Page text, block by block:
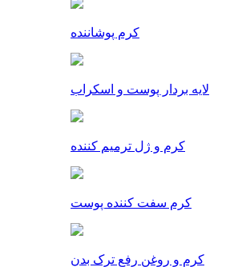
کرم پوشاننده
لایه بردار پوست و اسکراب
کرم و ژل ترمیم کننده
کرم سفت کننده پوست
کرم و روغن رفع ترک بدن